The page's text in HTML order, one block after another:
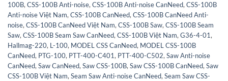
100B,CSS-100B Anti-noise,CSS-100B Anti-noise CanNeed,CSS-100B
Anti-noise Việt Nam,CSS-100B CanNeed,CSS-100B CanNeed Anti-
noise,CSS-100B CanNeed Việt Nam,CSS-100B Saw,CSS-100B Seam
Saw,CSS-100B Seam Saw CanNeed,CSS-100B Việt Nam,G36-4-01,
Hallmag-220, L-100, MODEL CSS CanNeed, MODEL CSS-100B
CanNeed, PTG-100, PTT-400-C401, PTT-400-C502,Saw Anti-noise
CanNeed,Saw CanNeed,Saw CSS-100B,Saw CSS-100B CanNeed,Saw
CSS-100B Việt Nam,Seam Saw Anti-noise CanNeed,Seam Saw CSS-